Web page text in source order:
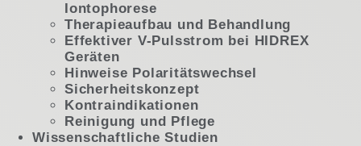
Iontophorese
Therapieaufbau und Behandlung
Effektiver V-Pulsstrom bei HIDREX
Geräten
Hinweise Polaritätswechsel
Sicherheitskonzept
Kontraindikationen
Reinigung und Pflege
Wissenschaftliche Studien